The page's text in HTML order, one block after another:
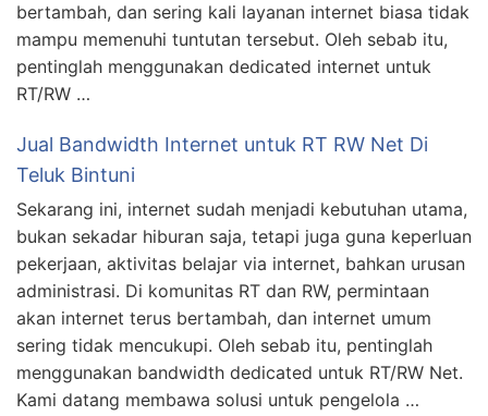
bertambah, dan sering kali layanan internet biasa tidak
mampu memenuhi tuntutan tersebut. Oleh sebab itu,
pentinglah menggunakan dedicated internet untuk
RT/RW …
Jual Bandwidth Internet untuk RT RW Net Di
Teluk Bintuni
Sekarang ini, internet sudah menjadi kebutuhan utama,
bukan sekadar hiburan saja, tetapi juga guna keperluan
pekerjaan, aktivitas belajar via internet, bahkan urusan
administrasi. Di komunitas RT dan RW, permintaan
akan internet terus bertambah, dan internet umum
sering tidak mencukupi. Oleh sebab itu, pentinglah
menggunakan bandwidth dedicated untuk RT/RW Net.
Kami datang membawa solusi untuk pengelola …